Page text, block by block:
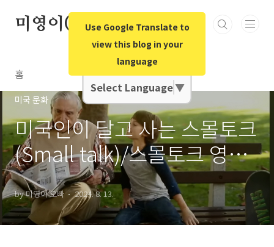
Use Google Translate to
view this blog in your
language
Google Translate
Select Language▼
미영이(미국영어)오빠
홈
미국 문화
미국인이 달고 사는 스몰토크
(Small talk)/스몰토크 영어
표현/영상
by 미영이 오빠 2024. 8. 13.